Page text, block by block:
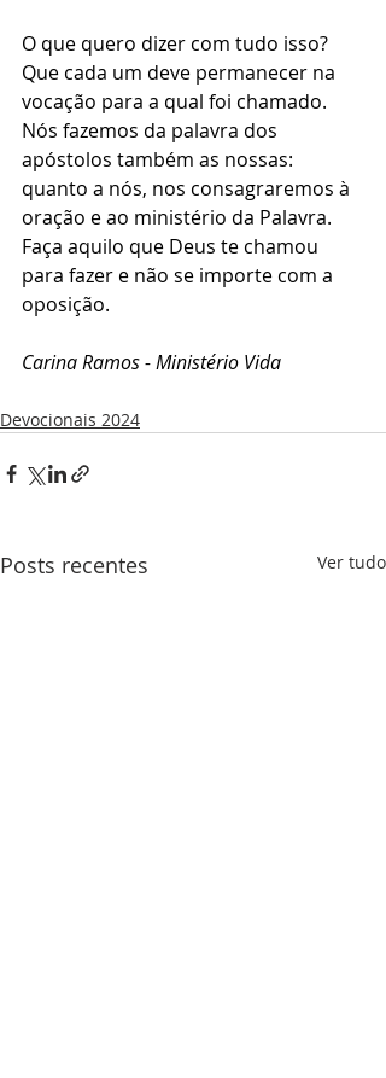
O que quero dizer com tudo isso?
Que cada um deve permanecer na
vocação para a qual foi chamado.
Nós fazemos da palavra dos
apóstolos também as nossas:
quanto a nós, nos consagraremos à
oração e ao ministério da Palavra.
Faça aquilo que Deus te chamou
para fazer e não se importe com a
oposição.
Carina Ramos - Ministério Vida
Devocionais 2024
Posts recentes Ver tudo